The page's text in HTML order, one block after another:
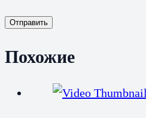
Отправить
Похожие